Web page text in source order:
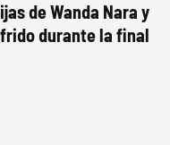
de Wanda Nara y
durante la final